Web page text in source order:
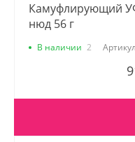
Камуфлирующий
нюд 56 г
В наличии 2 Артикул